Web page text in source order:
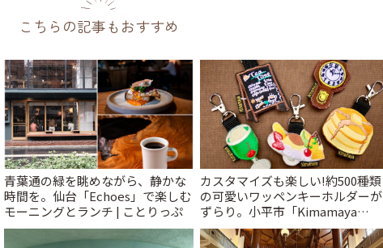
こちらの記事もおすすめ
青葉通の緑を眺めながら、静かな
時間を。仙台「Echoes」で楽しむ
モーニングとランチ | ことりっぷ
カスタマイズも楽しい!約500種類
の可愛いワッペンキーホルダーが
ずらり。小平市「Kimamaya
T&K」 | ことりっぷ